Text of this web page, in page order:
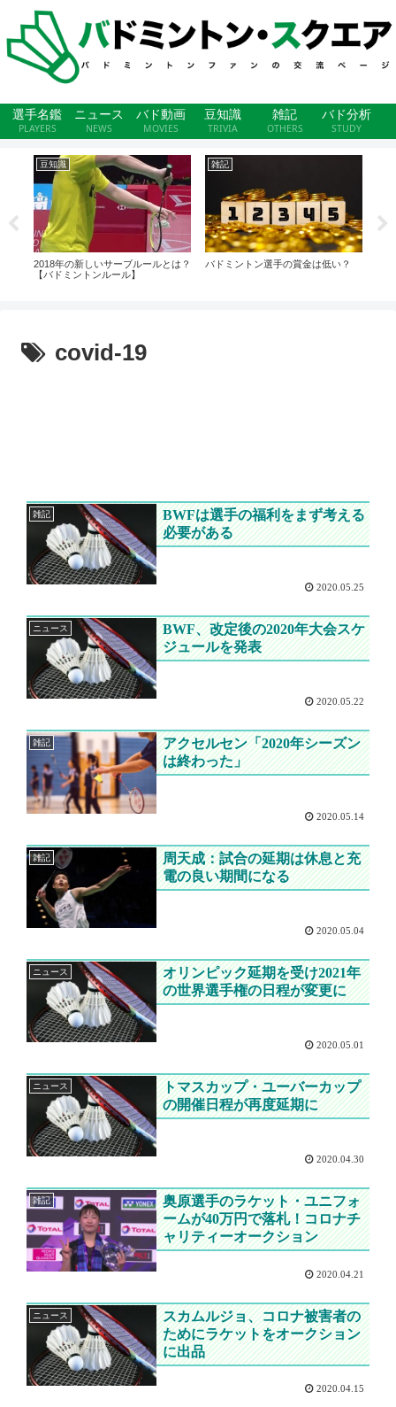
選手名鑑
PLAYERS
ニュース
NEWS
バド動画
MOVIES
豆知識
TRIVIA
雑記
OTHERS
バド分析
STUDY
豆知識
2018年の新しいサーブルールとは？
【バドミントンルール】
雑記
バドミントン選手の賞金は低い？
covid-19
雑記
BWFは選手の福利をまず考える
必要がある
2020.05.25
ニュース
BWF、改定後の2020年大会スケ
ジュールを発表
2020.05.22
雑記
アクセルセン「2020年シーズン
は終わった」
2020.05.14
雑記
周天成：試合の延期は休息と充
電の良い期間になる
2020.05.04
ニュース
オリンピック延期を受け2021年
の世界選手権の日程が変更に
2020.05.01
ニュース
トマスカップ・ユーバーカップ
の開催日程が再度延期に
2020.04.30
雑記
奥原選手のラケット・ユニフォ
ームが40万円で落札！コロナチ
ャリティーオークション
2020.04.21
ニュース
スカムルジョ、コロナ被害者の
ためにラケットをオークション
に出品
2020.04.15